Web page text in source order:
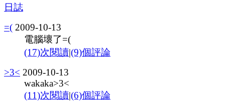
日誌
=( 2009-10-13
電腦壞了=(
(17)次閱讀|(9)個評論
>3< 2009-10-13
wakaka>3<
(11)次閱讀|(6)個評論